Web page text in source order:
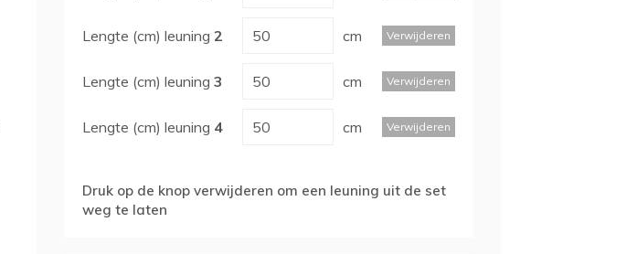
Lengte (cm) leuning 2 cm Verwijderen
Lengte (cm) leuning 3 cm Verwijderen
Lengte (cm) leuning 4 cm Verwijderen
Druk op de knop verwijderen om een leuning uit de set
weg te laten